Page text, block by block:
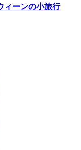
ィーンの小旅行